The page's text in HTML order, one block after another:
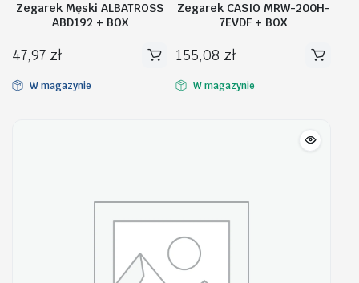
Zegarek Męski ALBATROSS
ABD192 + BOX
47,97 zł
W magazynie
Zegarek CASIO MRW-200H-
7EVDF + BOX
155,08 zł
W magazynie